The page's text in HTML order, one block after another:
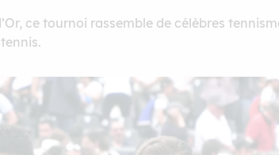
ce tournoi rassemble de célèbres